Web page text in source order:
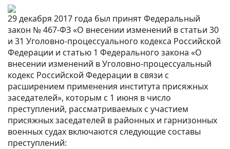
29 декабря 2017 года был принят Федеральный
закон № 467-ФЗ «О внесении изменений в статьи 30
и 31 Уголовно-процессуального кодекса Российской
Федерации и статью 1 Федерального закона «О
внесении изменений в Уголовно-процессуальный
кодекс Российской Федерации в связи с
расширением применения института присяжных
заседателей», которым с 1 июня в число
преступлений, рассматриваемых с участием
присяжных заседателей в районных и гарнизонных
военных судах включаются следующие составы
преступлений: